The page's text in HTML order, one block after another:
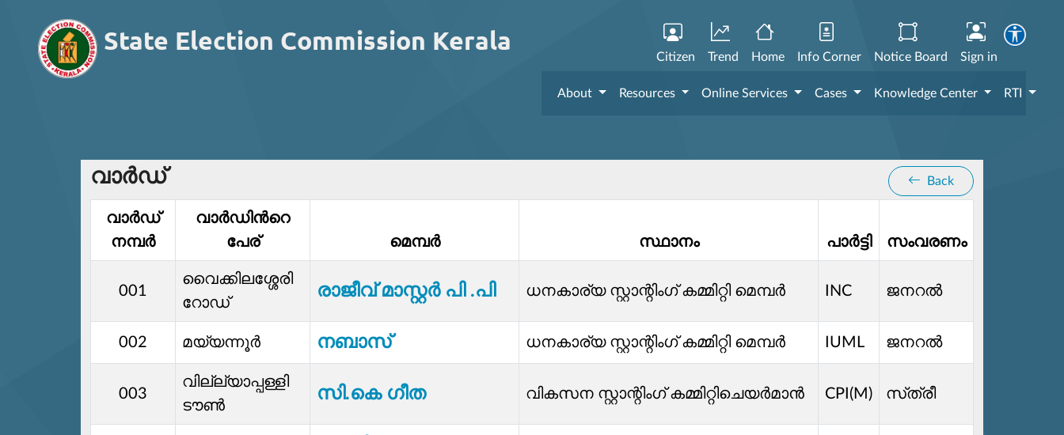
State Election Commission Kerala
Citizen Trend Home Info Corner Notice Board Sign in
About Resources Online Services Cases Knowledge Center RTI
വാര്‍ഡ് Back
വാര്‍ഡ്‌
നമ്പര്‍
വാര്‍ഡിൻറെ
പേര്
മെമ്പര്‍ സ്ഥാനം പാർട്ടി സംവരണം
001
വൈക്കിലശ്ശേരി
റോ‍ഡ്
രാജീവ് മാസ്റ്റർ പി .പി ധനകാര്യ സ്റ്റാന്റിംഗ് കമ്മിറ്റി മെമ്പർ INC ജനറൽ
002 മയ്യന്നൂർ നബാസ് ധനകാര്യ സ്റ്റാന്റിംഗ് കമ്മിറ്റി മെമ്പർ IUML ജനറൽ
003
വില്ല്യാപ്പള്ളി
ടൗൺ
സി.കെ ഗീത വികസന സ്റ്റാന്റിംഗ് കമ്മിറ്റിചെയർമാൻ CPI(M) സ്‌ത്രീ